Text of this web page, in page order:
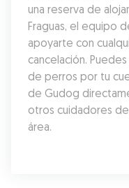
una reserva de
Fraguas, el equipo
apoyarte con
cancelación.
de perros por tu
de Gudog
otros cuidadores
área.